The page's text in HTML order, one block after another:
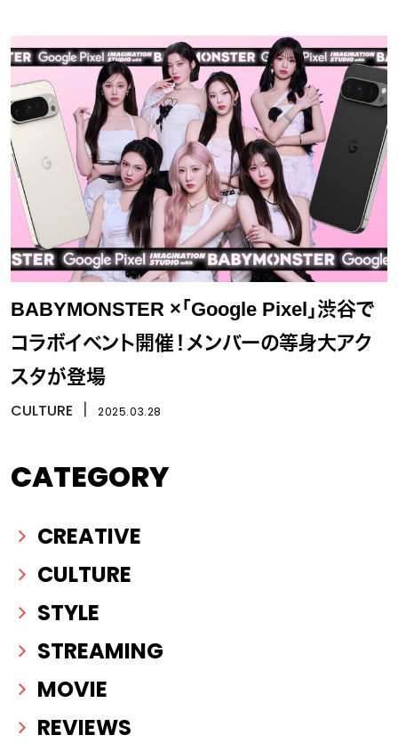
BABYMONSTER ×「Google Pixel」渋谷で
コラボイベント開催！メンバーの等身大アク
スタが登場
CULTURE 2025.03.28
CATEGORY
CREATIVE
CULTURE
STYLE
STREAMING
MOVIE
REVIEWS